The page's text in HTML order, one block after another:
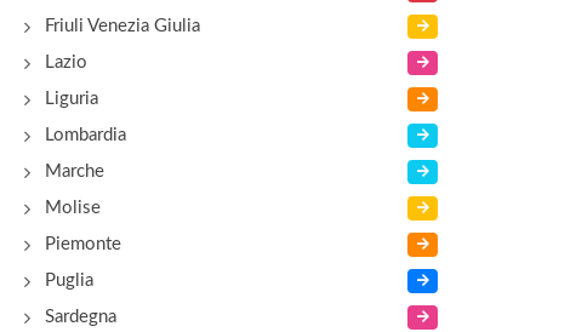
Friuli Venezia Giulia
Lazio
Liguria
Lombardia
Marche
Molise
Piemonte
Puglia
Sardegna